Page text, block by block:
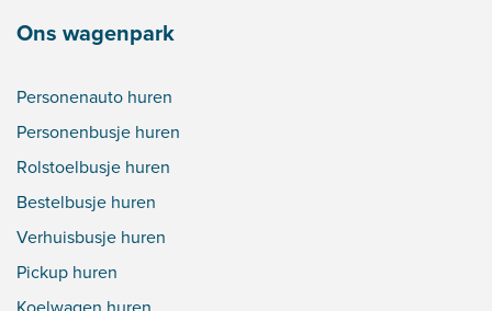
Ons wagenpark
Personenauto huren
Personenbusje huren
Rolstoelbusje huren
Bestelbusje huren
Verhuisbusje huren
Pickup huren